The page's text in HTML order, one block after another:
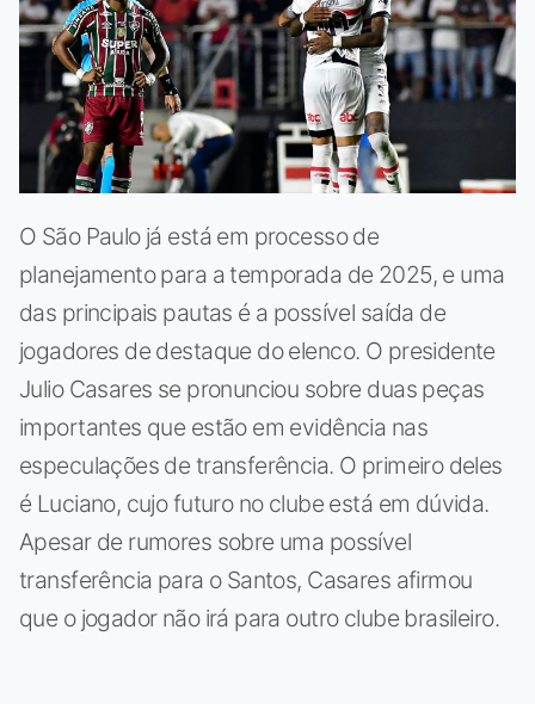
O São Paulo já está em processo de
planejamento para a temporada de 2025, e uma
das principais pautas é a possível saída de
jogadores de destaque do elenco. O presidente
Julio Casares se pronunciou sobre duas peças
importantes que estão em evidência nas
especulações de transferência. O primeiro deles
é Luciano, cujo futuro no clube está em dúvida.
Apesar de rumores sobre uma possível
transferência para o Santos, Casares afirmou
que o jogador não irá para outro clube brasileiro.